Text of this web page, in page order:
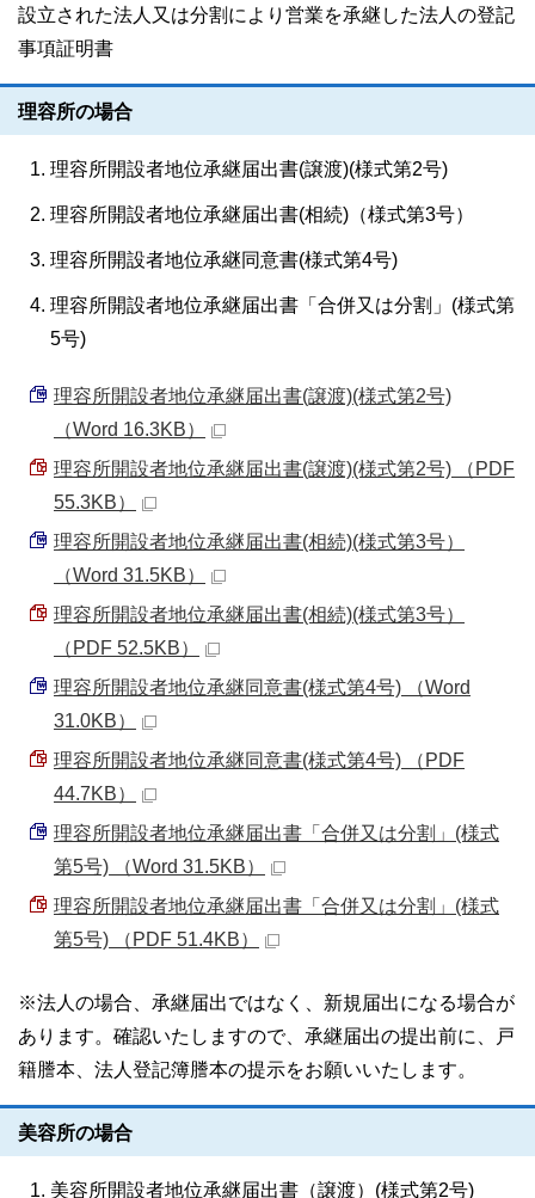
設立された法人又は分割により営業を承継した法人の登記
事項証明書
理容所の場合
理容所開設者地位承継届出書(譲渡)(様式第2号)
理容所開設者地位承継届出書(相続)（様式第3号）
理容所開設者地位承継同意書(様式第4号)
理容所開設者地位承継届出書「合併又は分割」(様式第
5号)
理容所開設者地位承継届出書(譲渡)(様式第2号)
（Word 16.3KB）
理容所開設者地位承継届出書(譲渡)(様式第2号) （PDF
55.3KB）
理容所開設者地位承継届出書(相続)(様式第3号）
（Word 31.5KB）
理容所開設者地位承継届出書(相続)(様式第3号）
（PDF 52.5KB）
理容所開設者地位承継同意書(様式第4号) （Word
31.0KB）
理容所開設者地位承継同意書(様式第4号) （PDF
44.7KB）
理容所開設者地位承継届出書「合併又は分割」(様式
第5号) （Word 31.5KB）
理容所開設者地位承継届出書「合併又は分割」(様式
第5号) （PDF 51.4KB）
※法人の場合、承継届出ではなく、新規届出になる場合が
あります。確認いたしますので、承継届出の提出前に、戸
籍謄本、法人登記簿謄本の提示をお願いいたします。
美容所の場合
美容所開設者地位承継届出書（譲渡）(様式第2号)